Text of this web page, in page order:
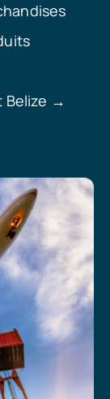
Belize →